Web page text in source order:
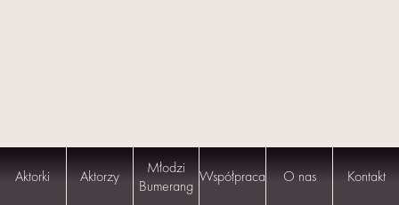
Aktorki Aktorzy
Młodzi
Bumerang Współpraca O nas Kontakt